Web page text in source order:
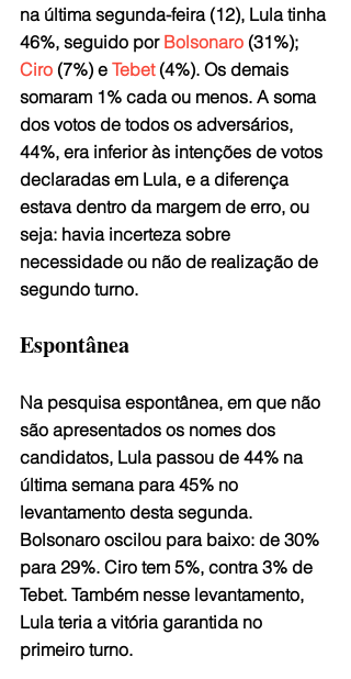
na última segunda-feira (12), Lula tinha
46%, seguido por Bolsonaro (31%);
Ciro (7%) e Tebet (4%). Os demais
somaram 1% cada ou menos. A soma
dos votos de todos os adversários,
44%, era inferior às intenções de votos
declaradas em Lula, e a diferença
estava dentro da margem de erro, ou
seja: havia incerteza sobre
necessidade ou não de realização de
segundo turno.
Espontânea
Na pesquisa espontânea, em que não
são apresentados os nomes dos
candidatos, Lula passou de 44% na
última semana para 45% no
levantamento desta segunda.
Bolsonaro oscilou para baixo: de 30%
para 29%. Ciro tem 5%, contra 3% de
Tebet. Também nesse levantamento,
Lula teria a vitória garantida no
primeiro turno.